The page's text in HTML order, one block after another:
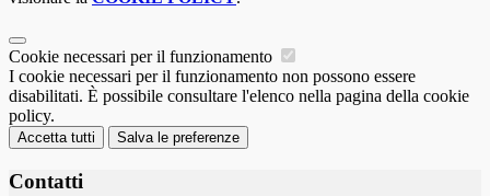
Cookie necessari per il funzionamento
I cookie necessari per il funzionamento non possono essere
disabilitati. È possibile consultare l'elenco nella pagina della cookie
policy.
Accetta tutti Salva le preferenze
Contatti